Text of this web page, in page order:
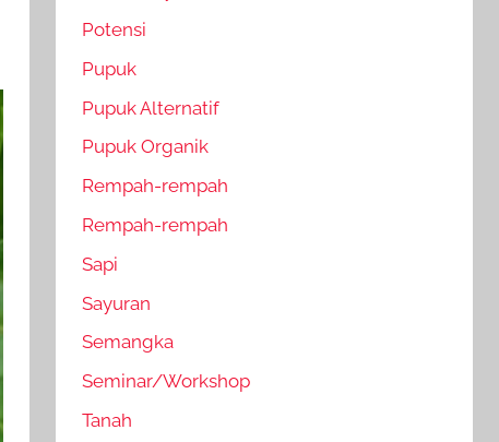
Potensi
Pupuk
Pupuk Alternatif
Pupuk Organik
Rempah-rempah
Rempah-rempah
Sapi
Sayuran
Semangka
Seminar/Workshop
Tanah